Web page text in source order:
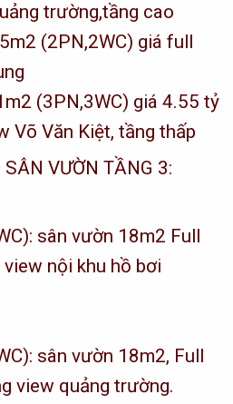
trường,tầng cao
(2PN,2WC) giá full
(3PN,3WC) giá 4.55 tỷ
Võ Văn Kiệt, tầng thấp
VƯỜN TẦNG 3:
sân vườn 18m2 Full
nội khu hồ bơi
sân vườn 18m2, Full
view quảng trường.